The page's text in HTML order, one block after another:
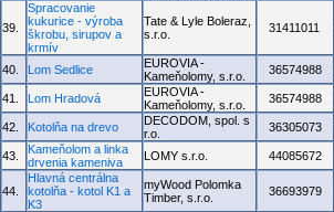
39.
Spracovanie
kukurice - výroba
škrobu, sirupov a
krmív
Tate & Lyle Boleraz,
s.r.o.
31411011
40. Lom Sedlice
EUROVIA -
Kameňolomy, s.r.o.
36574988
41. Lom Hradová
EUROVIA -
Kameňolomy, s.r.o.
36574988
42. Kotolňa na drevo
DECODOM, spol. s
r.o.
36305073
43.
Kameňolom a linka
drvenia kameniva
LOMY s.r.o. 44085672
44.
Hlavná centrálna
kotolňa - kotol K1 a
K3
myWood Polomka
Timber, s.r.o.
36693979